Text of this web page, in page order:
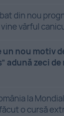
din nou
vârful
un nou motiv
adună zeci
la
o cursă